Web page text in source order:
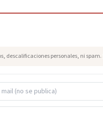
descalificaciones personales, ni spam.